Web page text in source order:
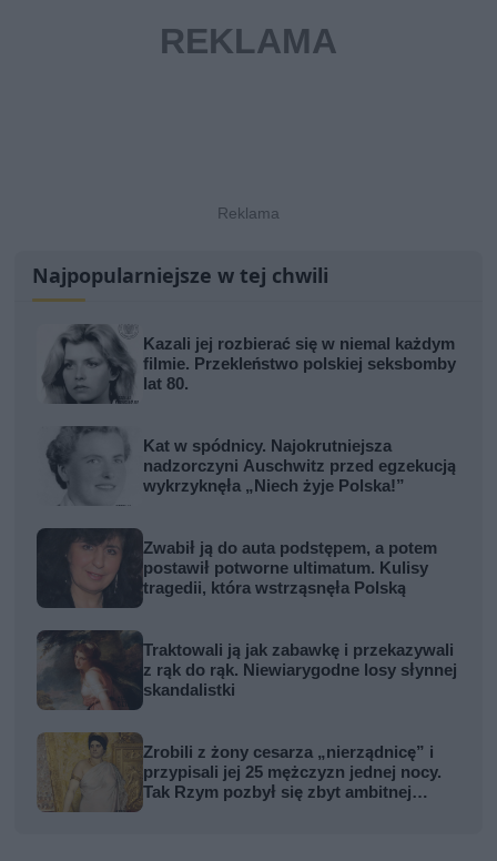
Najpopularniejsze w tej chwili
Kazali jej rozbierać się w niemal każdym
filmie. Przekleństwo polskiej seksbomby
lat 80.
Kat w spódnicy. Najokrutniejsza
nadzorczyni Auschwitz przed egzekucją
wykrzyknęła „Niech żyje Polska!”
Zwabił ją do auta podstępem, a potem
postawił potworne ultimatum. Kulisy
tragedii, która wstrząsnęła Polską
Traktowali ją jak zabawkę i przekazywali
z rąk do rąk. Niewiarygodne losy słynnej
skandalistki
Zrobili z żony cesarza „nierządnicę” i
przypisali jej 25 mężczyzn jednej nocy.
Tak Rzym pozbył się zbyt ambitnej